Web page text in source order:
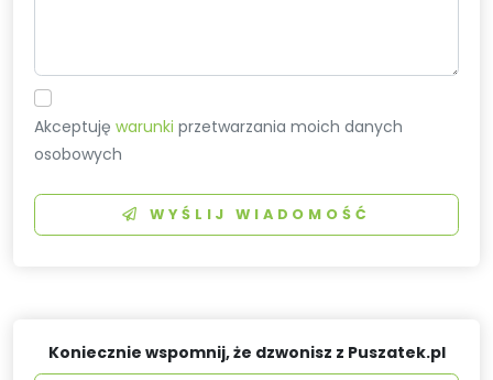
Akceptujęwarunki przetwarzania moich danych
osobowych
WYŚLIJ WIADOMOŚĆ
Koniecznie wspomnij, że dzwonisz z Puszatek.pl